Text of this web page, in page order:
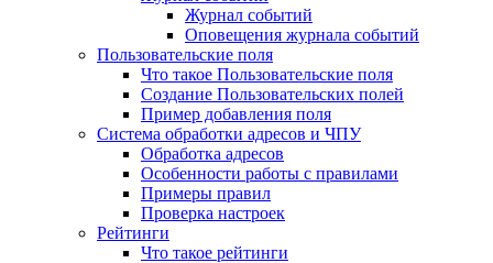
Журнал событий
Оповещения журнала событий
Пользовательские поля
Что такое Пользовательские поля
Создание Пользовательских полей
Пример добавления поля
Система обработки адресов и ЧПУ
Обработка адресов
Особенности работы с правилами
Примеры правил
Проверка настроек
Рейтинги
Что такое рейтинги